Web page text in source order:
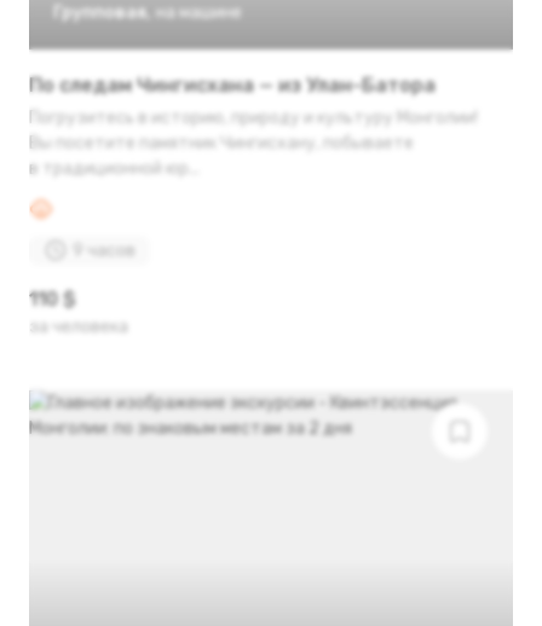
Групповая на машине
По следам Чингисхана — из Улан-Батора
Погрузитесь в историю, природу и культуру Монголии!
Вы посетите памятник Чингисхану, побываете
в традиционной юр...
9 часов
110 $
за человека